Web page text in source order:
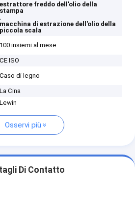
estrattore freddo dell'olio della
stampa
,
macchina di estrazione dell'olio della
piccola scala
100 insiemi al mese
CE ISO
Caso di legno
La Cina
Lewin
Osservi più
Di Contatto